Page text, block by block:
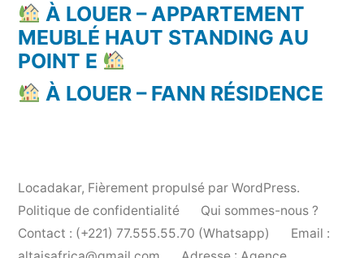
À LOUER – APPARTEMENT
MEUBLÉ HAUT STANDING AU
POINT E
À LOUER – FANN RÉSIDENCE
Locadakar, Fièrement propulsé par WordPress.
Politique de confidentialité
Qui sommes-nous ?
Contact : (+221) 77.555.55.70 (Whatsapp)
Email :